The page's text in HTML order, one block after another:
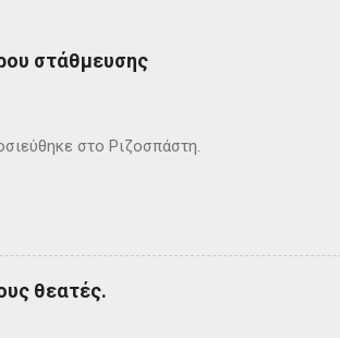
στάθμευσης
στο Ριζοσπάστη.
θεατές.